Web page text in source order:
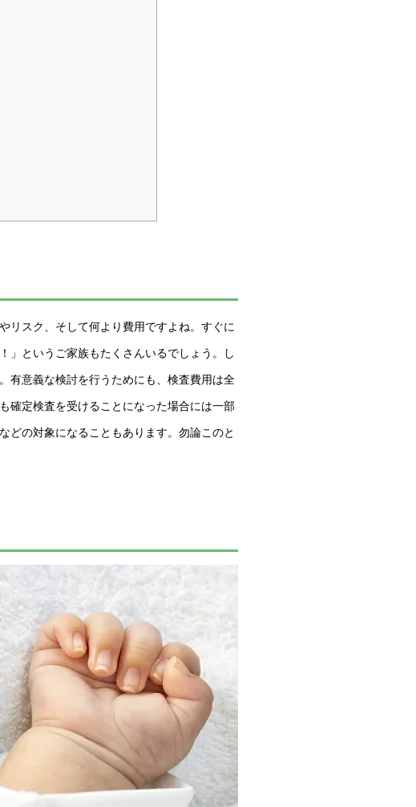
リスク、そして何より費用ですよね。すぐに
」というご家族もたくさんいるでしょう。し
有意義な検討を行うためにも、検査費用は全
確定検査を受けることになった場合には一部
どの対象になることもあります。勿論このと